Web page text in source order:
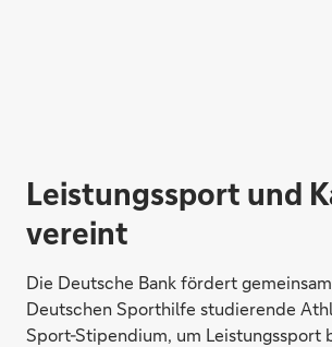
Leistungssport und
vereint
Die Deutsche Bank fördert
Deutschen Sporthilfe studierende
Sport-Stipendium, um Leistungssport